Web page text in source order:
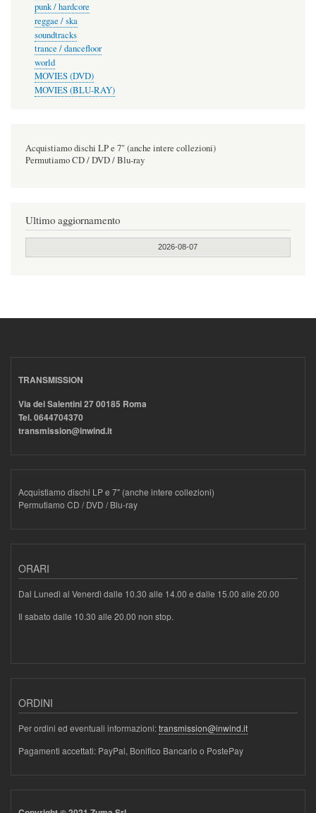
punk / hardcore
reggae / ska
soundtracks
trance / dancefloor
world
MOVIES (DVD)
MOVIES (BLU-RAY)
Acquistiamo dischi LP e 7" (anche intere collezioni)
Permutiamo CD / DVD / Blu-ray
Ultimo aggiornamento
2026-08-07
TRANSMISSION
Via dei Salentini 27 00185 Roma
Tel. 0644704370
transmission@inwind.it
Acquistiamo dischi LP e 7" (anche intere collezioni)
Permutiamo CD / DVD / Blu-ray
ORARI
Dal Lunedì al Venerdì dalle 10.30 alle 14.00 e dalle 15.00 alle 20.00
Il sabato dalle 10.30 alle 20.00 non stop.
ORDINI
Per ordini ed eventuali informazioni:transmission@inwind.it
Pagamenti accettati: PayPal, Bonifico Bancario o PostePay